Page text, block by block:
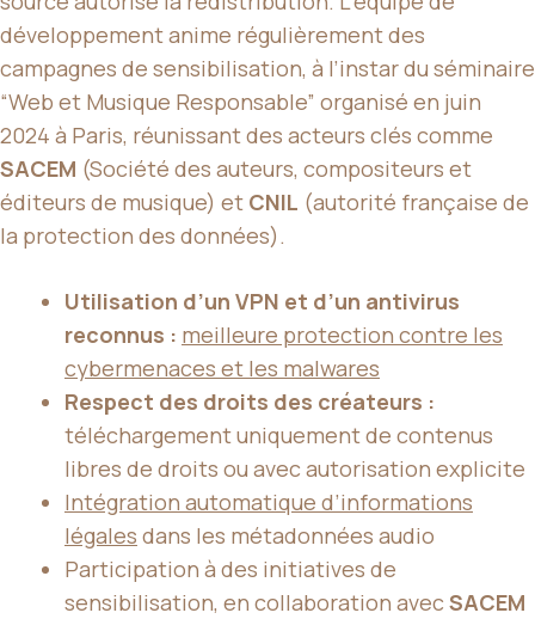
développement anime régulièrement des
campagnes de sensibilisation, à l’instar du séminaire
“Web et Musique Responsable” organisé en juin
2024 à Paris, réunissant des acteurs clés comme
SACEM (Société des auteurs, compositeurs et
éditeurs de musique) et CNIL (autorité française de
la protection des données).
Utilisation d’un VPN et d’un antivirus
reconnus : meilleure protection contre les
cybermenaces et les malwares
Respect des droits des créateurs :
téléchargement uniquement de contenus
libres de droits ou avec autorisation explicite
Intégration automatique d’informations
légales dans les métadonnées audio
Participation à des initiatives de
sensibilisation, en collaboration avec SACEM